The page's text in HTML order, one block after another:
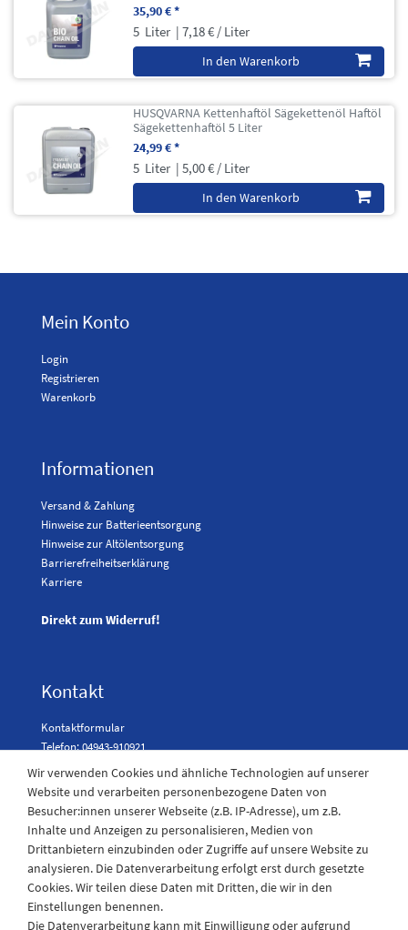
35,90 € *
5 Liter | 7,18 € / Liter
In den Warenkorb
HUSQVARNA Kettenhaftöl Sägekettenöl Haftöl
Sägekettenhaftöl 5 Liter
24,99 € *
5 Liter | 5,00 € / Liter
In den Warenkorb
Mein Konto
Login
Registrieren
Warenkorb
Informationen
Versand & Zahlung
Hinweise zur Batterieentsorgung
Hinweise zur Altölentsorgung
Barrierefreiheitserklärung
Karriere
Direkt zum Widerruf!
Kontakt
Kontaktformular
Telefon: 04943-910921
Laden Öffnungszeiten
Montag - Freitag
08:30 - 12:30 und 13.00 - 17.30 Uhr
Samstags
08:30 bis 12:30 Uhr
Wir verwenden Cookies und ähnliche Technologien auf unserer
Website und verarbeiten personenbezogene Daten von
Besucher:innen unserer Webseite (z.B. IP-Adresse), um z.B.
Inhalte und Anzeigen zu personalisieren, Medien von
Drittanbietern einzubinden oder Zugriffe auf unsere Website zu
analysieren. Die Datenverarbeitung erfolgt erst durch gesetzte
Cookies. Wir teilen diese Daten mit Dritten, die wir in den
Einstellungen benennen.
Die Datenverarbeitung kann mit Einwilligung oder aufgrund